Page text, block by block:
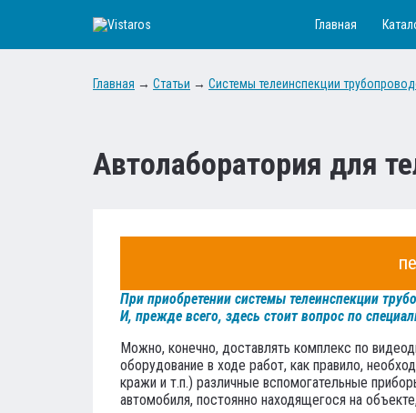
Главная
Главная → Статьи → Системы телеинспекции
Автолаборатория для
При приобретении системы телеинспекции
И, прежде всего, здесь стоит вопрос по
Можно, конечно, доставлять комплекс по
оборудование в ходе работ, как правило,
кражи и т.п.) различные вспомогательные
автомобиля, постоянно находящегося на